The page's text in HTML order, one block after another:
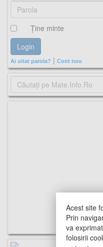
Ţine minte
Ai uitat parola? | Cont nou
Acest site
Prin
va
folosirii